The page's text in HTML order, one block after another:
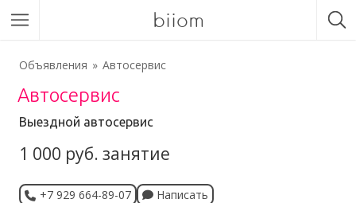
biiom
Объявления Автосервис
Автосервис
Выездной автосервис
1 000 руб. занятие
+7 929 664-89-07 Написать